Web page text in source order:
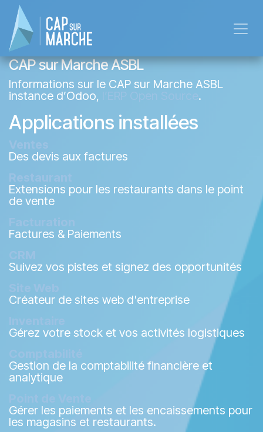
Se rendre au contenu
CAP sur Marche ASBL
Informations sur le CAP sur Marche ASBL
instance d’Odoo,
.
Applications installées
Ventes
Des devis aux factures
Restaurant
Extensions pour les restaurants dans le point
de vente
Factures & Paiements
Suivez vos pistes et signez des opportunités
Créateur de sites web d'entreprise
Gérez votre stock et vos activités logistiques
Gestion de la comptabilité financière et
analytique
Gérer les paiements et les encaissements pour
les magasins et restaurants.